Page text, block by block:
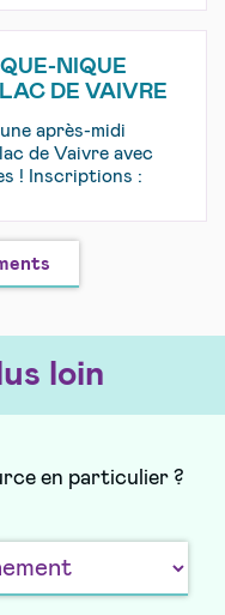
NIQUE
DE VAIVRE
après-midi
de Vaivre avec
! Inscriptions :
loin
en particulier ?